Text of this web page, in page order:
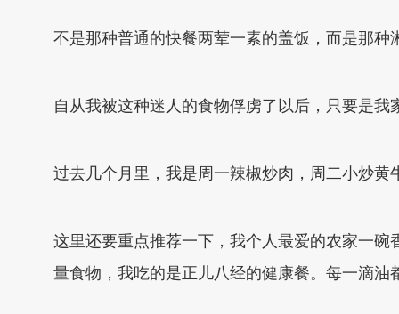
不是那种普通的快餐两荤一素的盖饭，而是那种
自从我被这种迷人的食物俘虏了以后，只要是
过去几个月里，我是周一辣椒炒肉，周二小炒
这里还要重点推荐一下，我个人最爱的农家一
量食物，我吃的是正儿八经的健康餐。每一滴